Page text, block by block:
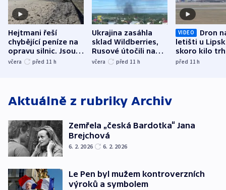
Hejtmani řeší
chybějící peníze na
opravu silnic. Jsou
nenárokové, namítá
včera před 11 h
Ukrajina zasáhla
sklad Wildberries,
Rusové útočili na
trh, hasiče či
včera před 11 h
VIDEO
Dron
letišti u
skoro kilo
indicie
před 11h
Aktuálně z rubriky Archiv
Zemřela „česká Bardotka“ Jana
Brejchová
6. 2. 2026 6. 2. 2026
Le Pen byl mužem kontroverzních
výroků a symbolem